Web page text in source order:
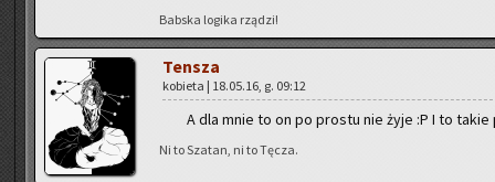
Bab­ska lo­gi­ka rzą­dzi!
Ten­sza
ko­bie­ta | 18.05.16, g. 09:12
A dla mnie to on po pro­stu nie żyje :P I to
Ni to Sza­tan, ni to Tęcza.